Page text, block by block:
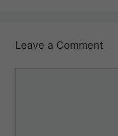
Leave a Comment